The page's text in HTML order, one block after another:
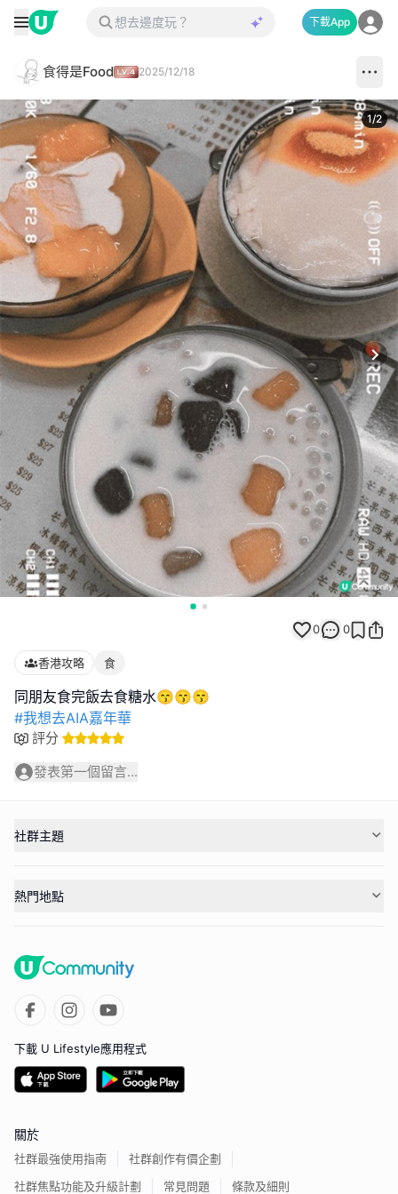
下載App
食得是Food 2025/12/18
1/2
0 0
香港攻略 食
#我想去AIA嘉年華
評分
發表第一個留言...
社群主題
熱門地點
下載 U Lifestyle應用程式
關於
社群最強使用指南
社群創作有價企劃
社群焦點功能及升級計劃
常見問題 條款及細則